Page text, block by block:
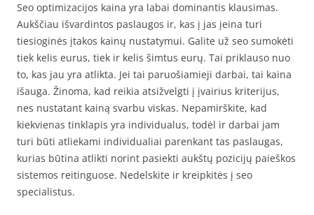
Seo optimizacijos kaina yra labai dominantis klausimas.
Aukščiau išvardintos paslaugos ir, kas į jas įeina turi
tiesioginės įtakos kainų nustatymui. Galite už seo sumokėti
tiek kelis eurus, tiek ir kelis šimtus eurų. Tai priklauso nuo
to, kas jau yra atlikta. Jei tai paruošiamieji darbai, tai kaina
išauga. Žinoma, kad reikia atsižvelgti į įvairius kriterijus,
nes nustatant kainą svarbu viskas. Nepamirškite, kad
kiekvienas tinklapis yra individualus, todėl ir darbai jam
turi būti atliekami individualiai parenkant tas paslaugas,
kurias būtina atlikti norint pasiekti aukštų pozicijų paieškos
sistemos reitinguose. Nedelskite ir kreipkitės į seo
specialistus.